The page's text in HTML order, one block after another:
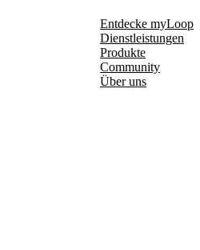
Entdecke myLoop
Dienstleistungen
Produkte
Community
Über uns